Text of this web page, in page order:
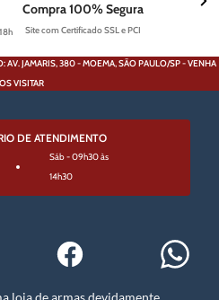
Compra 100% Segura
Site com Certificado SSL e PCI
AV. JAMARIS, 380 - MOEMA, SÃO PAULO/SP - VENHA
VISITAR
DE ATENDIMENTO
Sáb - 09h30 às
14h30
loja de armas devidamente